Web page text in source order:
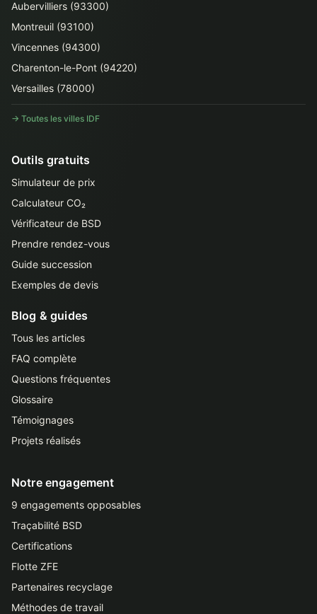
Aubervilliers (93300)
Montreuil (93100)
Vincennes (94300)
Charenton-le-Pont (94220)
Versailles (78000)
→ Toutes les villes IDF
Outils gratuits
Simulateur de prix
Calculateur CO₂
Vérificateur de BSD
Prendre rendez-vous
Guide succession
Exemples de devis
Blog & guides
Tous les articles
FAQ complète
Questions fréquentes
Glossaire
Témoignages
Projets réalisés
Notre engagement
9 engagements opposables
Traçabilité BSD
Certifications
Flotte ZFE
Partenaires recyclage
Méthodes de travail